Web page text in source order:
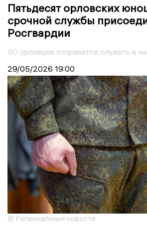
Пятьдесят орловских
срочной службы
Росгвардии
50 орловцев отправятся служить в
29/05/2026 19:00
© Региональные новости